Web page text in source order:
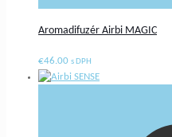
Aromadifuzér Airbi MAGIC
€46.00 s DPH